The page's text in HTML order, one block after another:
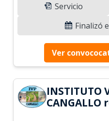
Servicio
Finalizó
Ver
INSTITUTO
CANGALLO